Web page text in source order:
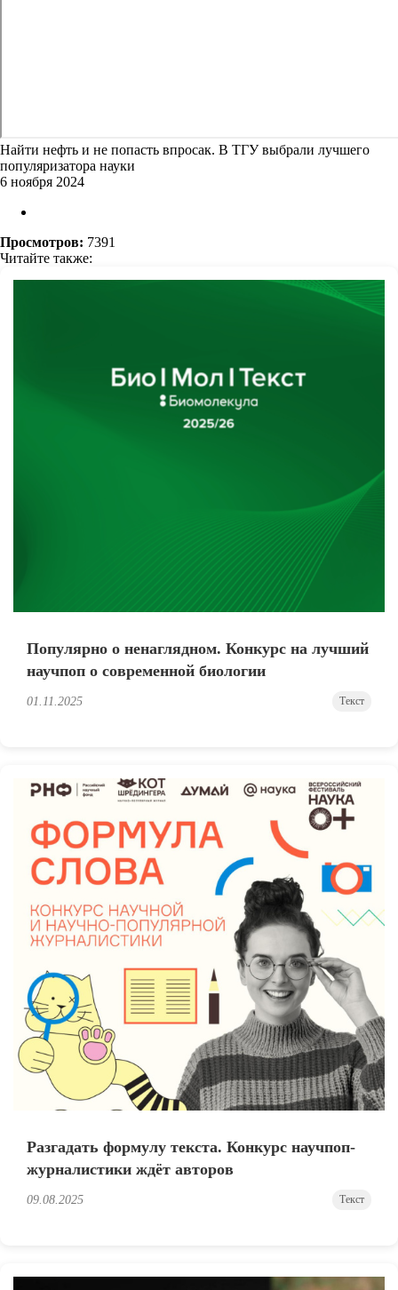
Найти нефть и не попасть впросак. В ТГУ выбрали лучшего
популяризатора науки
6 ноября 2024
Просмотров: 7391
Читайте также:
Популярно о ненаглядном. Конкурс на лучший
научпоп о современной биологии
01.11.2025 Текст
Разгадать формулу текста. Конкурс научпоп-
журналистики ждёт авторов
09.08.2025 Текст